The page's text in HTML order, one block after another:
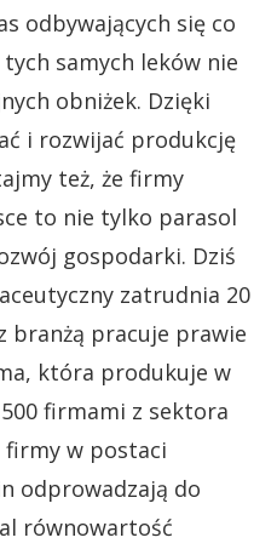
odbywających się co
samych leków nie
obniżek. Dzięki
i rozwijać produkcję
też, że firmy
to nie tylko parasol
gospodarki. Dziś
zatrudnia 20
branżą pracuje prawie
która produkuje w
firmami z sektora
firmy w postaci
odprowadzają do
równowartość